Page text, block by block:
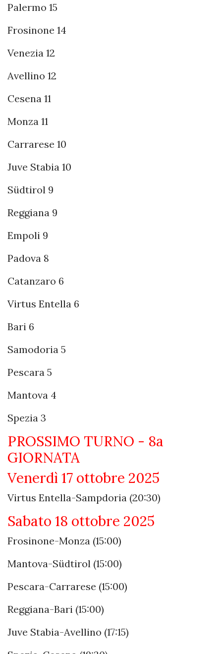
Palermo 15
Frosinone 14
Venezia 12
Avellino 12
Cesena 11
Monza 11
Carrarese 10
Juve Stabia 10
Südtirol 9
Reggiana 9
Empoli 9
Padova 8
Catanzaro 6
Virtus Entella 6
Bari 6
Samodoria 5
Pescara 5
Mantova 4
Spezia 3
PROSSIMO TURNO - 8a
GIORNATA
Venerdì 17 ottobre 2025
Virtus Entella-Sampdoria (20:30)
Sabato 18 ottobre 2025
Frosinone-Monza (15:00)
Mantova-Südtirol (15:00)
Pescara-Carrarese (15:00)
Reggiana-Bari (15:00)
Juve Stabia-Avellino (17:15)